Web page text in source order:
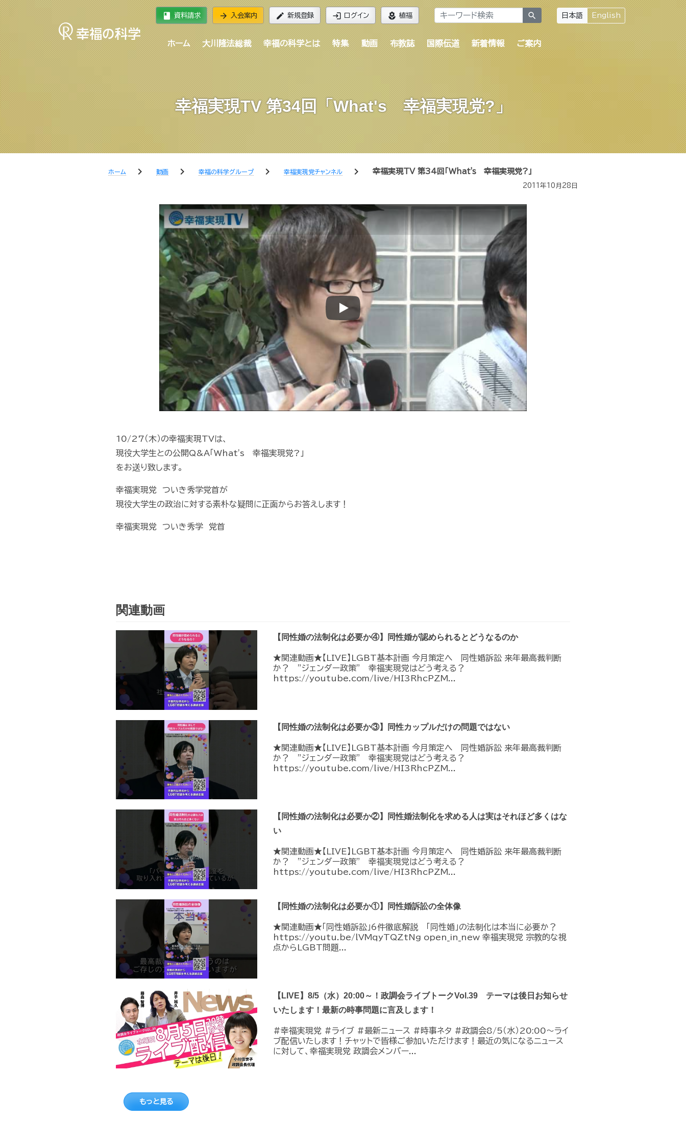
book 資料請求 arrow_forward 入会案内 edit 新規登録 login ログイン local_florist 植福 search 日本語 English
ホーム 大川隆法総裁 幸福の科学とは 特集 動画 布教誌 国際伝道 新着情報 ご案内
幸福実現TV 第34回「What's 幸福実現党?」
ホーム chevron_right 動画 chevron_right 幸福の科学グループ chevron_right 幸福実現党チャンネル chevron_right 幸福実現TV 第34回「What's 幸福実現党?」
2011年10月28日
Play
10/27（木）の幸福実現TVは、
現役大学生との公開Q&A「What's 幸福実現党?」
をお送り致します。
幸福実現党 ついき秀学党首が
現役大学生の政治に対する素朴な疑問に正面からお答えします！
幸福実現党 ついき秀学 党首
関連動画
【同性婚の法制化は必要か④】同性婚が認められるとどうなるのか
★関連動画★【LIVE】LGBT基本計画 今月策定へ 同性婚訴訟 来年最高裁判断
か？ ”ジェンダー政策” 幸福実現党はどう考える？
https://youtube.com/live/HI3RhcPZM...
【同性婚の法制化は必要か③】同性カップルだけの問題ではない
★関連動画★【LIVE】LGBT基本計画 今月策定へ 同性婚訴訟 来年最高裁判断
か？ ”ジェンダー政策” 幸福実現党はどう考える？
https://youtube.com/live/HI3RhcPZM...
【同性婚の法制化は必要か②】同性婚法制化を求める人は実はそれほど多くはな
い
★関連動画★【LIVE】LGBT基本計画 今月策定へ 同性婚訴訟 来年最高裁判断
か？ ”ジェンダー政策” 幸福実現党はどう考える？
https://youtube.com/live/HI3RhcPZM...
【同性婚の法制化は必要か①】同性婚訴訟の全体像
★関連動画★「同性婚訴訟」6件徹底解説 「同性婚」の法制化は本当に必要か？
https://youtu.be/lVMqyTQZtNg open_in_new 幸福実現党 宗教的な視
点からLGBT問題...
【LIVE】8/5（水）20:00～！政調会ライブトークVol.39 テーマは後日お知らせ
いたします！最新の時事問題に言及します！
#幸福実現党 #ライブ #最新ニュース #時事ネタ #政調会8/5（水）20:00～ライ
ブ配信いたします！チャットで皆様ご参加いただけます！最近の気になるニュース
に対して、幸福実現党 政調会メンバー...
もっと見る